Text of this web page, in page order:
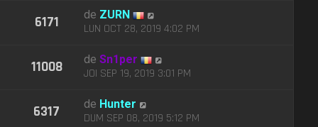
6171 de ZURN
LUN OCT 28, 2019 4:02 PM
11008 deSn1per
JOI SEP 19, 2019 3:01 PM
6317 de Hunter
DUM SEP 08, 2019 5:12 PM